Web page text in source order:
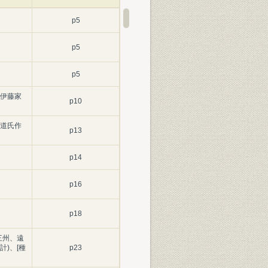
p5
p5
p5
藤家
p10
氏作
p13
p14
p16
p18
州、遠
)、[種
p23